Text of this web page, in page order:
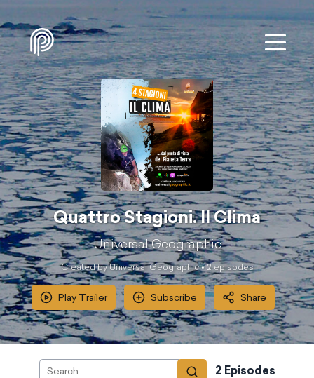
Quattro Stagioni. Il Clima
Universal Geographic
Created by Universal Geographic •2episodes
Play Trailer Subscribe Share
2Episodes